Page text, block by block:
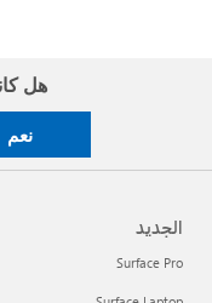
هل
نعم
الجديد
Surface Pro